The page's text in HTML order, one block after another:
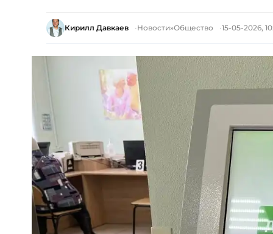
Кирилл Давкаев Новости»Общество 15-05-2026,